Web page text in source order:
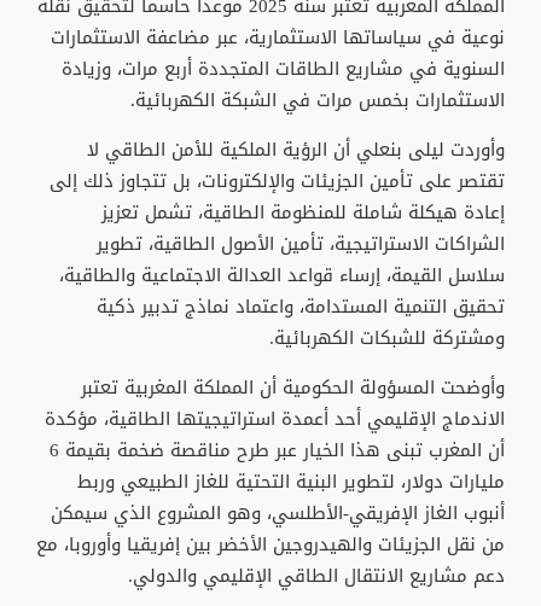
نوعية في سياساتها الاستثمارية، عبر مضاعفة الاستثمارات
السنوية في مشاريع الطاقات المتجددة أربع مرات، وزيادة
الاستثمارات بخمس مرات في الشبكة الكهربائية.
وأوردت ليلى بنعلي أن الرؤية الملكية للأمن الطاقي لا
تقتصر على تأمين الجزيئات والإلكترونات، بل تتجاوز ذلك إلى
إعادة هيكلة شاملة للمنظومة الطاقية، تشمل تعزيز
الشراكات الاستراتيجية، تأمين الأصول الطاقية، تطوير
سلاسل القيمة، إرساء قواعد العدالة الاجتماعية والطاقية،
تحقيق التنمية المستدامة، واعتماد نماذج تدبير ذكية
ومشتركة للشبكات الكهربائية.
وأوضحت المسؤولة الحكومية أن المملكة المغربية تعتبر
الاندماج الإقليمي أحد أعمدة استراتيجيتها الطاقية، مؤكدة
أن المغرب تبنى هذا الخيار عبر طرح مناقصة ضخمة بقيمة 6
مليارات دولار، لتطوير البنية التحتية للغاز الطبيعي وربط
أنبوب الغاز الإفريقي-الأطلسي، وهو المشروع الذي سيمكن
من نقل الجزيئات والهيدروجين الأخضر بين إفريقيا وأوروبا، مع
دعم مشاريع الانتقال الطاقي الإقليمي والدولي.